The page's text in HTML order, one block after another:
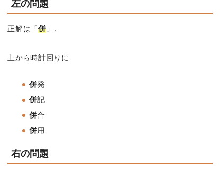
左の問題
正解は「併」。
上から時計回りに
併発
併記
併合
併用
右の問題